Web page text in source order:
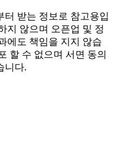
터 받는 정보로 참고용입
지 않으며 오픈업 및 정
에도 책임을 지지 않습
할 수 없으며 서면 동의
니다.